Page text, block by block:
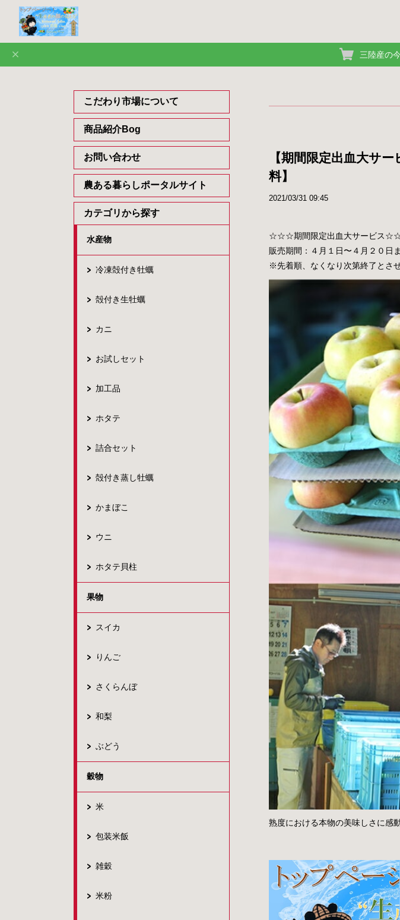
三陸産の
こだわり市場について
商品紹介Bog
お問い合わせ
農ある暮らしポータルサイト
カテゴリから探す
水産物
冷凍殻付き牡蠣
殻付き生牡蠣
カニ
お試しセット
加工品
ホタテ
詰合セット
殻付き蒸し牡蠣
かまぼこ
ウニ
ホタテ貝柱
果物
スイカ
りんご
さくらんぼ
和梨
ぶどう
穀物
米
包装米飯
雑穀
米粉
【期間限定出血大サ
料】
2021/03/31 09:45
☆☆☆期間限定出血大サービス
販売期間：４月１日〜４月２０日
※先着順、なくなり次第終了とさ
熟度における本物の美味しさに感